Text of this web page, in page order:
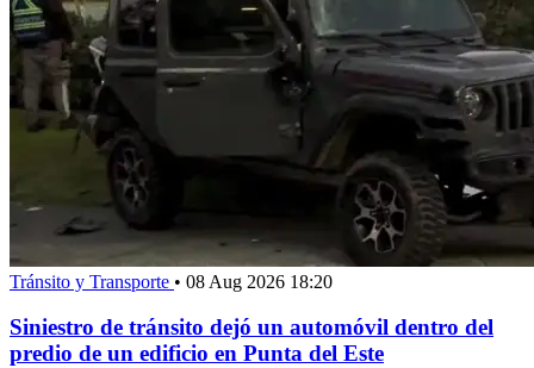
Tránsito y Transporte • 08 Aug 2026 18:20
Siniestro de tránsito dejó un automóvil dentro del
predio de un edificio en Punta del Este